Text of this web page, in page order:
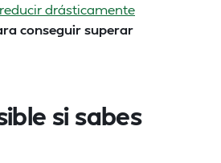
drásticamente
conseguir superar
si sabes